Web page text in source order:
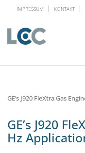
IMPRESSUM KONTAKT
GE’s J920 FleXtra Gas
GE’s J920
Hz